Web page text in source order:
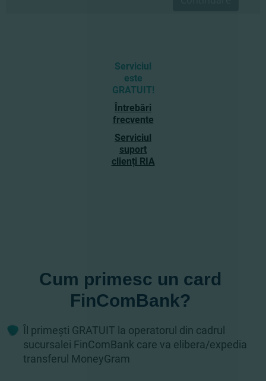
Serviciul
este
GRATUIT!
Întrebări
frecvente
Serviciul
suport
clienți RIA
Cum primesc un card
FinComBank?
Îl primești GRATUIT la operatorul din cadrul
sucursalei FinComBank care va elibera/expedia
transferul MoneyGram